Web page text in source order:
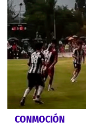
CONMOCIÓN